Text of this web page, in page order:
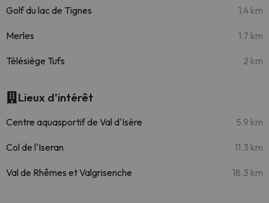
Golf du lac de Tignes 1.4 km
Merles 1.7 km
Télésiège Tufs 2 km
Lieux d'intérêt
Centre aquasportif de Val d'Isère 5.9 km
Col de l'Iseran 11.3 km
Val de Rhêmes et Valgrisenche 18.3 km